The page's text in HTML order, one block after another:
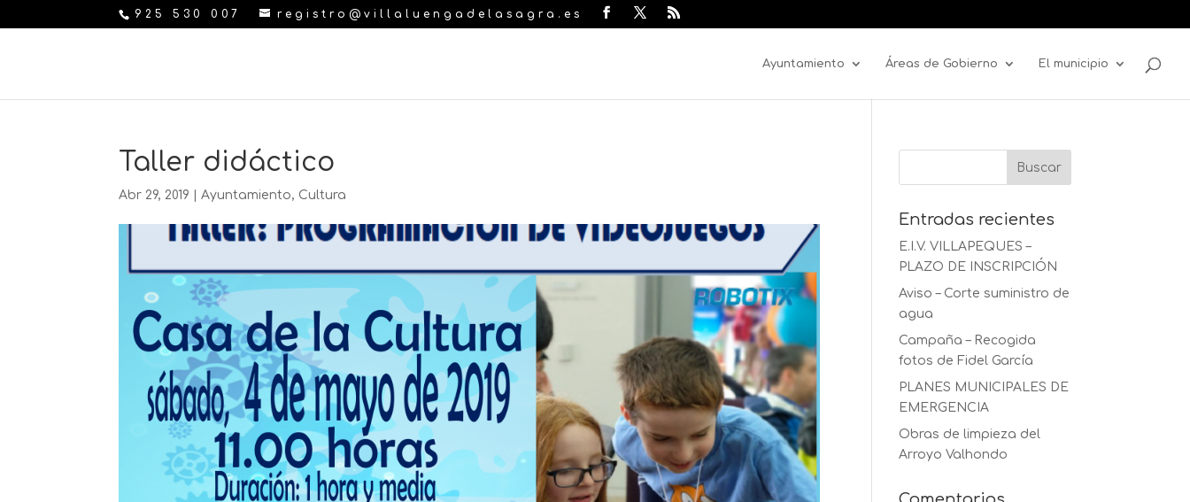
925 530 007 registro@villaluengadelasagra.es
Ayuntamiento Áreas de Gobierno El municipio
Taller didáctico
Abr 29, 2019 |Ayuntamiento, Cultura
Entradas recientes
E.I.V. VILLAPEQUES –
PLAZO DE INSCRIPCIÓN
Aviso – Corte suministro de
agua
Campaña – Recogida
fotos de Fidel García
PLANES MUNICIPALES DE
EMERGENCIA
Obras de limpieza del
Arroyo Valhondo